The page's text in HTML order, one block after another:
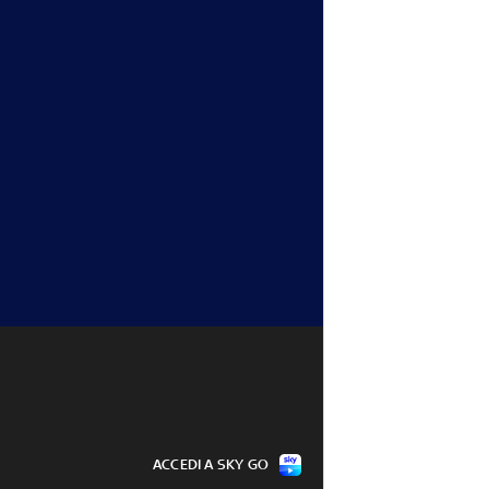
ACCEDI A SKY GO